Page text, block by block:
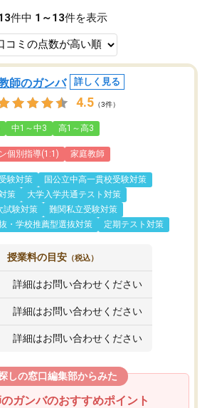
件中 1～13件を表示
師のガンバ 詳しく見る
4.5 （3件）
中1～中3 高1～高3
個別指導(1:1) 家庭教師
験対策
国公立中高一貫校受験対策
策
大学入学共通テスト対策
試験対策
難関私立受験対策
・学校推薦型選抜対策
定期テスト対策
授業料の目安 （税込）
詳細はお問い合わせください
詳細はお問い合わせください
詳細はお問い合わせください
しの窓口編集部からみた
ガンバのおすすめポイント